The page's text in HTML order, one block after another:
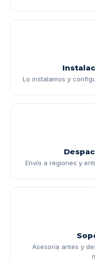
Lo instalamos y
Envío a regiones y
Asesoría antes y